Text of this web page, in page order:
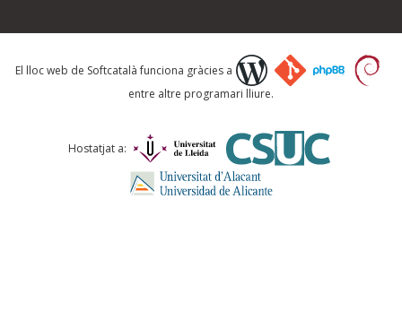
Què proposeu?
Comentari *
El lloc web de Softcatalà funciona gràcies a
entre altre programari lliure.
Hostatjat a: